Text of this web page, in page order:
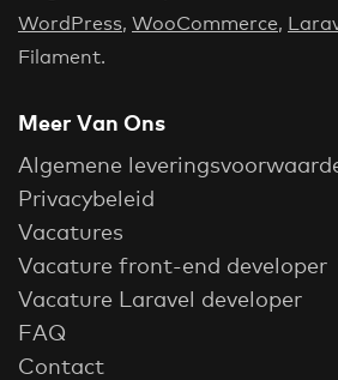
WordPress, WooCommerce,
Filament.
Meer Van Ons
Algemene
Privacybeleid
Vacatures
Vacature front-end developer
Vacature Laravel developer
FAQ
Contact